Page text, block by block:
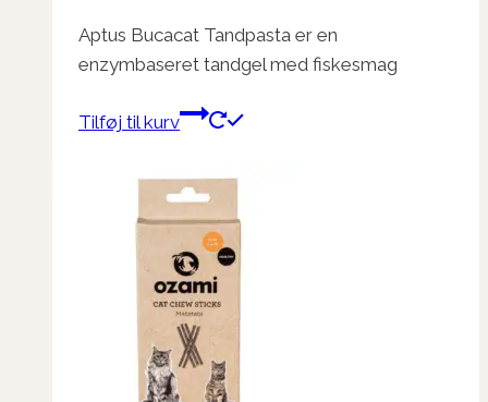
Aptus Bucacat Tandpasta er en
enzymbaseret tandgel med fiskesmag
Tilføj til kurv